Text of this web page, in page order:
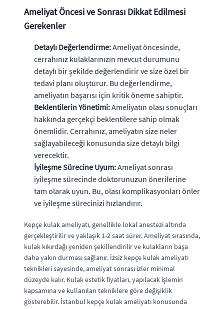
Ameliyat Öncesi ve Sonrası Dikkat Edilmesi
Gerekenler
Detaylı Değerlendirme:Ameliyat öncesinde,
cerrahınız kulaklarınızın mevcut durumunu
detaylı bir şekilde değerlendirir ve size özel bir
tedavi planı oluşturur. Bu değerlendirme,
ameliyatın başarısı için kritik öneme sahiptir.
Beklentilerin Yönetimi:Ameliyatın olası sonuçları
hakkında gerçekçi beklentilere sahip olmak
önemlidir. Cerrahınız, ameliyatın size neler
sağlayabileceği konusunda size detaylı bilgi
verecektir.
İyileşme Sürecine Uyum:Ameliyat sonrası
iyileşme sürecinde doktorunuzun önerilerine
tam olarak uyun. Bu, olası komplikasyonları önler
ve iyileşme sürecinizi hızlandırır.
Kepçe kulak ameliyatı, genellikle lokal anestezi altında
gerçekleştirilir ve yaklaşık 1-2 saat sürer. Ameliyat sırasında,
kulak kıkırdağı yeniden şekillendirilir ve kulakların başa
daha yakın durması sağlanır. İzsiz kepçe kulak ameliyatı
teknikleri sayesinde, ameliyat sonrası izler minimal
düzeyde kalır. Kulak estetik fiyatları, yapılacak işlemin
kapsamına ve kullanılan tekniklere göre değişiklik
gösterebilir. İstanbul kepçe kulak ameliyatı konusunda